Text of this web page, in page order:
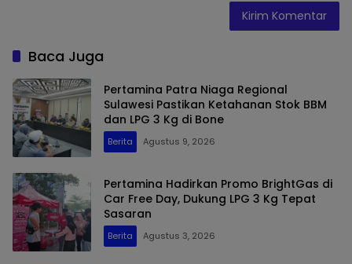
Baca Juga
Pertamina Patra Niaga Regional
Sulawesi Pastikan Ketahanan Stok BBM
dan LPG 3 Kg di Bone
Berita Agustus 9, 2026
Pertamina Hadirkan Promo BrightGas di
Car Free Day, Dukung LPG 3 Kg Tepat
Sasaran
Berita Agustus 3, 2026